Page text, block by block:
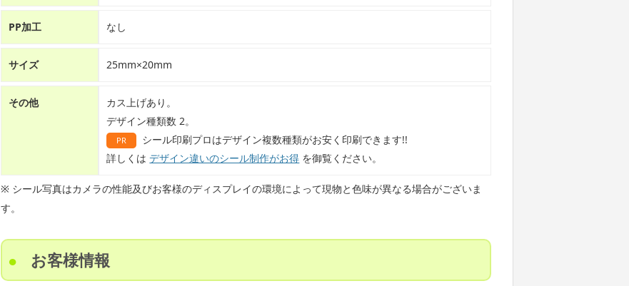
PP加工 なし
サイズ 25mm×20mm
その他
カス上げあり。
デザイン種類数 2。
PR
シール印刷プロはデザイン複数種類がお安く印刷できます!!
詳しくはデザイン違いのシール制作がお得 を御覧ください。
※ シール写真はカメラの性能及びお客様のディスプレイの環境によって現物と色味が異なる場合がございま
す。
お客様情報